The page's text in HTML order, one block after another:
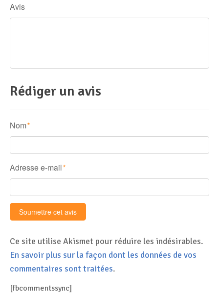
Avis
Rédiger un avis
Nom *
Adresse e-mail *
Ce site utilise Akismet pour réduire les indésirables.
En savoir plus sur la façon dont les données de vos
commentaires sont traitées.
[fbcommentssync]